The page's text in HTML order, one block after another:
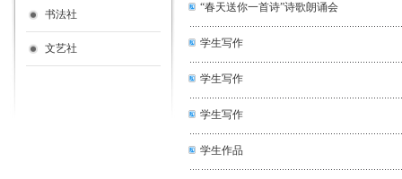
书法社
文艺社
“春天送你一首诗”诗歌朗诵会
学生写作
学生写作
学生写作
学生作品